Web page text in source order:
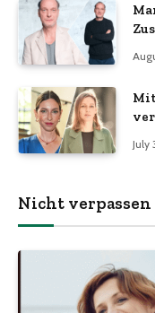
July
Nicht verpassen